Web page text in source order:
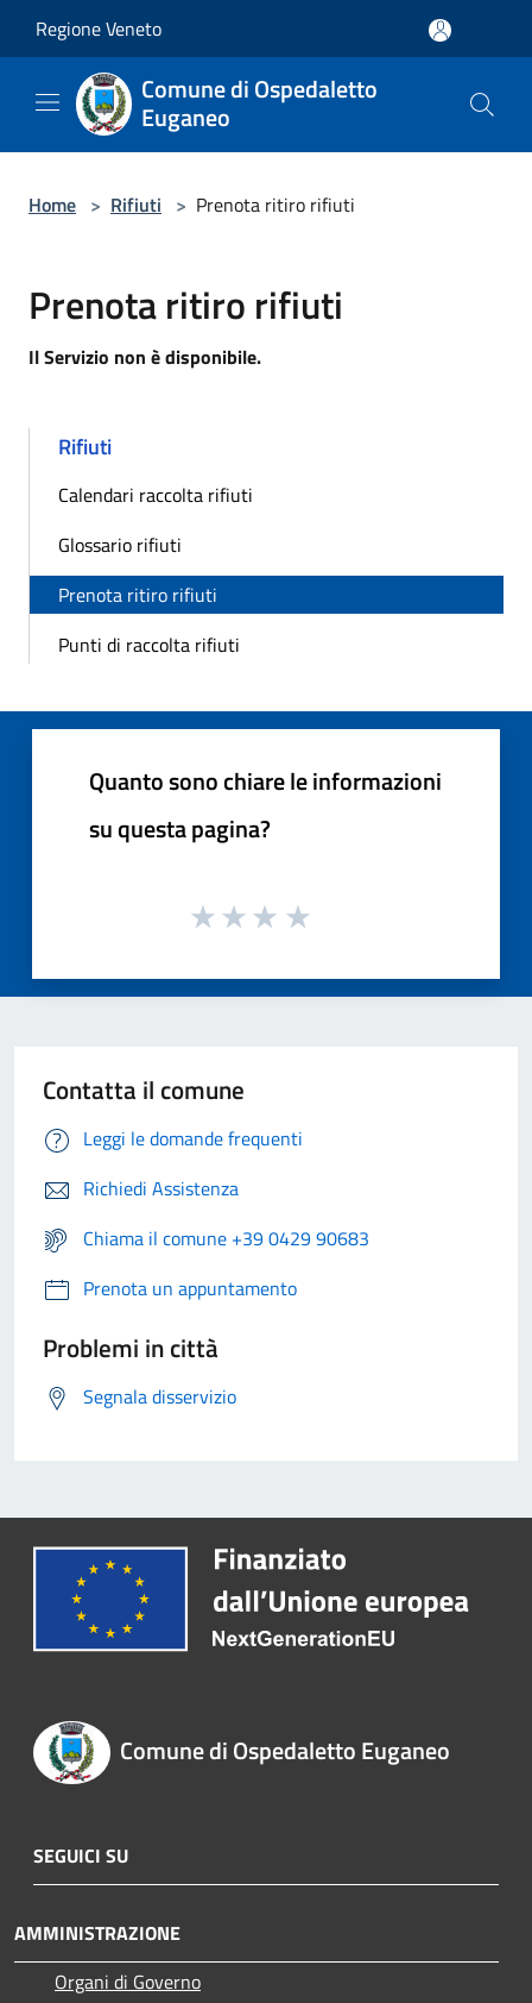
Regione Veneto
Comune di Ospedaletto
Euganeo
Home > Rifiuti > Prenota ritiro rifiuti
Prenota ritiro rifiuti
Il Servizio non è disponibile.
Rifiuti
Calendari raccolta rifiuti
Glossario rifiuti
Prenota ritiro rifiuti
Punti di raccolta rifiuti
Quanto sono chiare le informazioni
su questa pagina?
Contatta il comune
Leggi le domande frequenti
Richiedi Assistenza
Chiama il comune +39 0429 90683
Prenota un appuntamento
Problemi in città
Segnala disservizio
Comune di Ospedaletto Euganeo
SEGUICI SU
AMMINISTRAZIONE
Organi di Governo